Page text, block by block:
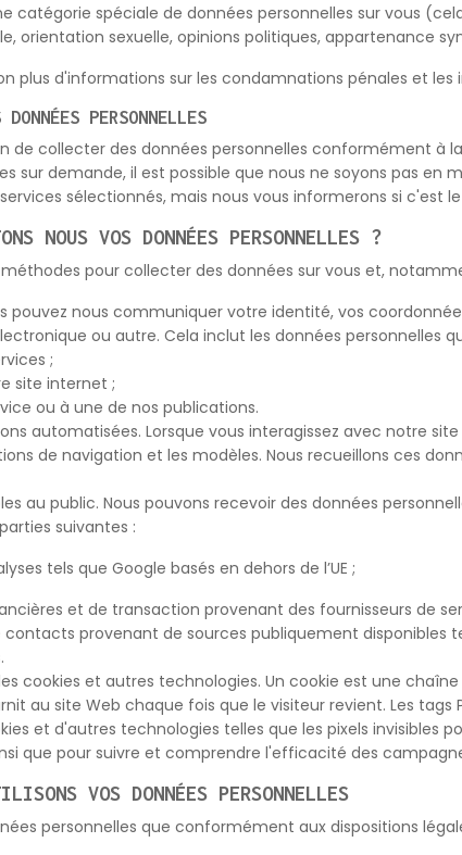
catégorie spéciale de données personnelles sur vous
orientation sexuelle, opinions politiques, appartenance
plus d'informations sur les condamnations pénales et les
PERSONNELLES
de collecter des données personnelles conformément
sur demande, il est possible que nous ne soyons pas
sélectionnés, mais nous vous informerons si c'est
NOUS VOS DONNÉES PERSONNELLES ?
pour collecter des données sur vous et,
pouvez nous communiquer votre identité, vos
ou autre. Cela inclut les données personnelles
;
site internet ;
ou à une de nos publications.
automatisées. Lorsque vous interagissez avec notre
de navigation et les modèles. Nous recueillons ces
au public. Nous pouvons recevoir des données
suivantes :
tels que Google basés en dehors de l’UE ;
et de transaction provenant des fournisseurs de
provenant de sources publiquement
cookies et autres technologies. Un cookie est une
au site Web chaque fois que le visiteur revient. Les
et d'autres technologies telles que les pixels invisibles
que pour suivre et comprendre l'efficacité des
VOS DONNÉES PERSONNELLES
personnelles que conformément aux dispositions